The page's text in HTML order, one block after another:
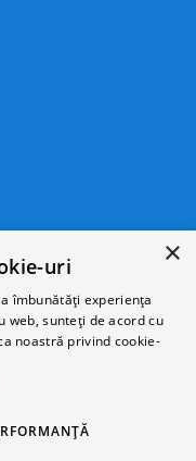
×
uri
îmbunătăți experiența
web, sunteți de acord cu
noastră privind cookie-